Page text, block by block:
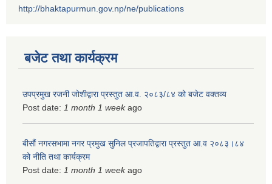
http://bhaktapurmun.gov.np/ne/publications
बजेट तथा कार्यक्रम
उपप्रमुख रजनी जोशीद्वारा प्रस्तुत आ.व. २०८३/८४ को बजेट वक्तव्य
Post date: 1 month 1 weekago
बीसौं नगरसभामा नगर प्रमुख सुनिल प्रजापतिद्वारा प्रस्तुत आ.व‍ २०८३।८४
को नीति तथा कार्यक्रम
Post date: 1 month 1 weekago